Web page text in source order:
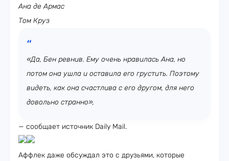
Ана де Армас
Том Круз
«Да, Бен ревнив. Ему очень нравилась Ана, но
потом она ушла и оставила его грустить. Поэтому
видеть, как она счастлива с его другом, для него
довольно странно»,
— сообщает источник Daily Mail.
Аффлек даже обсуждал это с друзьями, которые